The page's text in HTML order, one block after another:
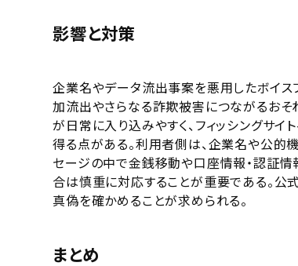
影響と対策
企業名やデータ流出事案を悪用したボイス
加流出やさらなる詐欺被害につながるおそ
が日常に入り込みやすく、フィッシングサ
得る点がある。利用者側は、企業名や公的
セージの中で金銭移動や口座情報・認証情
合は慎重に対応することが重要である。公
真偽を確かめることが求められる。
まとめ